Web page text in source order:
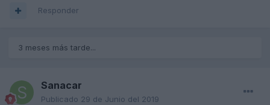
Responder
3 meses más tarde...
Sanacar
Publicado 29 de Junio del 2019